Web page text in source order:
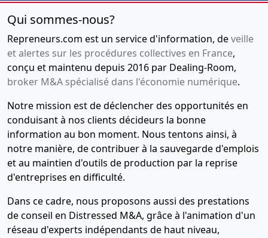
Qui sommes-nous?
Repreneurs.com est un service d'information, deveille
et alertes sur les procédures collectives en France,
conçu et maintenu depuis 2016 par Dealing-Room,
broker M&A spécialisé dans l'économie numérique.
Notre mission est de déclencher des opportunités en
conduisant à nos clients décideurs la bonne
information au bon moment. Nous tentons ainsi, à
notre manière, de contribuer à la sauvegarde d'emplois
et au maintien d'outils de production par la reprise
d'entreprises en difficulté.
Dans ce cadre, nous proposons aussi des prestations
de conseil en Distressed M&A, grâce à l'animation d'un
réseau d'experts indépendants de haut niveau,